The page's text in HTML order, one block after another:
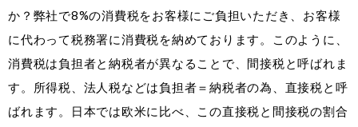
か？弊社で8%の消費税をお客様にご負担いただき、お客様
に代わって税務署に消費税を納めております。このように、
消費税は負担者と納税者が異なることで、間接税と呼ばれま
す。所得税、法人税などは負担者＝納税者の為、直接税と呼
ばれます。日本では欧米に比べ、この直接税と間接税の割合